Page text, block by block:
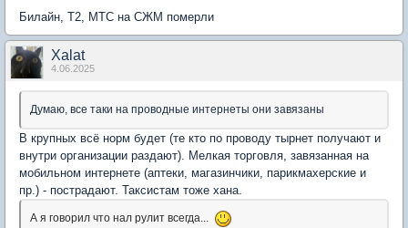
Билайн, Т2, МТС на СЖМ померли
Xalat
4.06.2025
Думаю, все таки на проводные интернеты они завязаны
В крупных всё норм будет (те кто по проводу тырнет получают и
внутри организации раздают). Мелкая торговля, завязанная на
мобильном интернете (аптеки, магазинчики, парикмахерские и
пр.) - пострадают. Таксистам тоже хана.
А я говорил что нал рулит всегда...